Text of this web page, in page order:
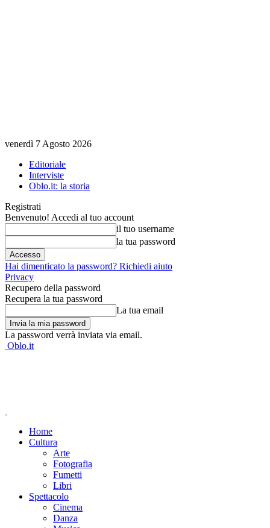
venerdì 7 Agosto 2026
Editoriale
Interviste
Oblo.it: la storia
Registrati
Benvenuto! Accedi al tuo account
il tuo username
la tua password
Hai dimenticato la password? Richiedi aiuto
Privacy
Recupero della password
Recupera la tua password
La tua email
La password verrà inviata via email.
Oblo.it
Home
Cultura
Arte
Fotografia
Fumetti
Libri
Spettacolo
Cinema
Danza